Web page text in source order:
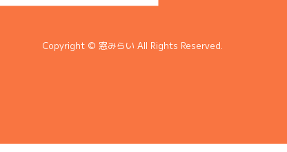
Copyright © 窓みらい All Rights Reserved.